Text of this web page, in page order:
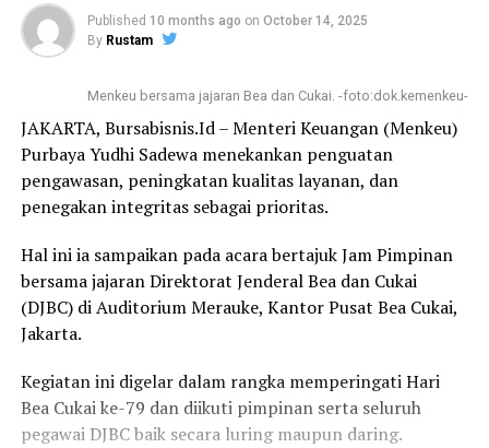
Published 10 months ago on October 14, 2025
By Rustam
Menkeu bersama jajaran Bea dan Cukai. -foto:dok.kemenkeu-
JAKARTA, Bursabisnis.Id – Menteri Keuangan (Menkeu)
Purbaya Yudhi Sadewa menekankan penguatan
pengawasan, peningkatan kualitas layanan, dan
penegakan integritas sebagai prioritas.
Hal ini ia sampaikan pada acara bertajuk Jam Pimpinan
bersama jajaran Direktorat Jenderal Bea dan Cukai
(DJBC) di Auditorium Merauke, Kantor Pusat Bea Cukai,
Jakarta.
Kegiatan ini digelar dalam rangka memperingati Hari
Bea Cukai ke-79 dan diikuti pimpinan serta seluruh
pegawai DJBC baik secara luring maupun daring.